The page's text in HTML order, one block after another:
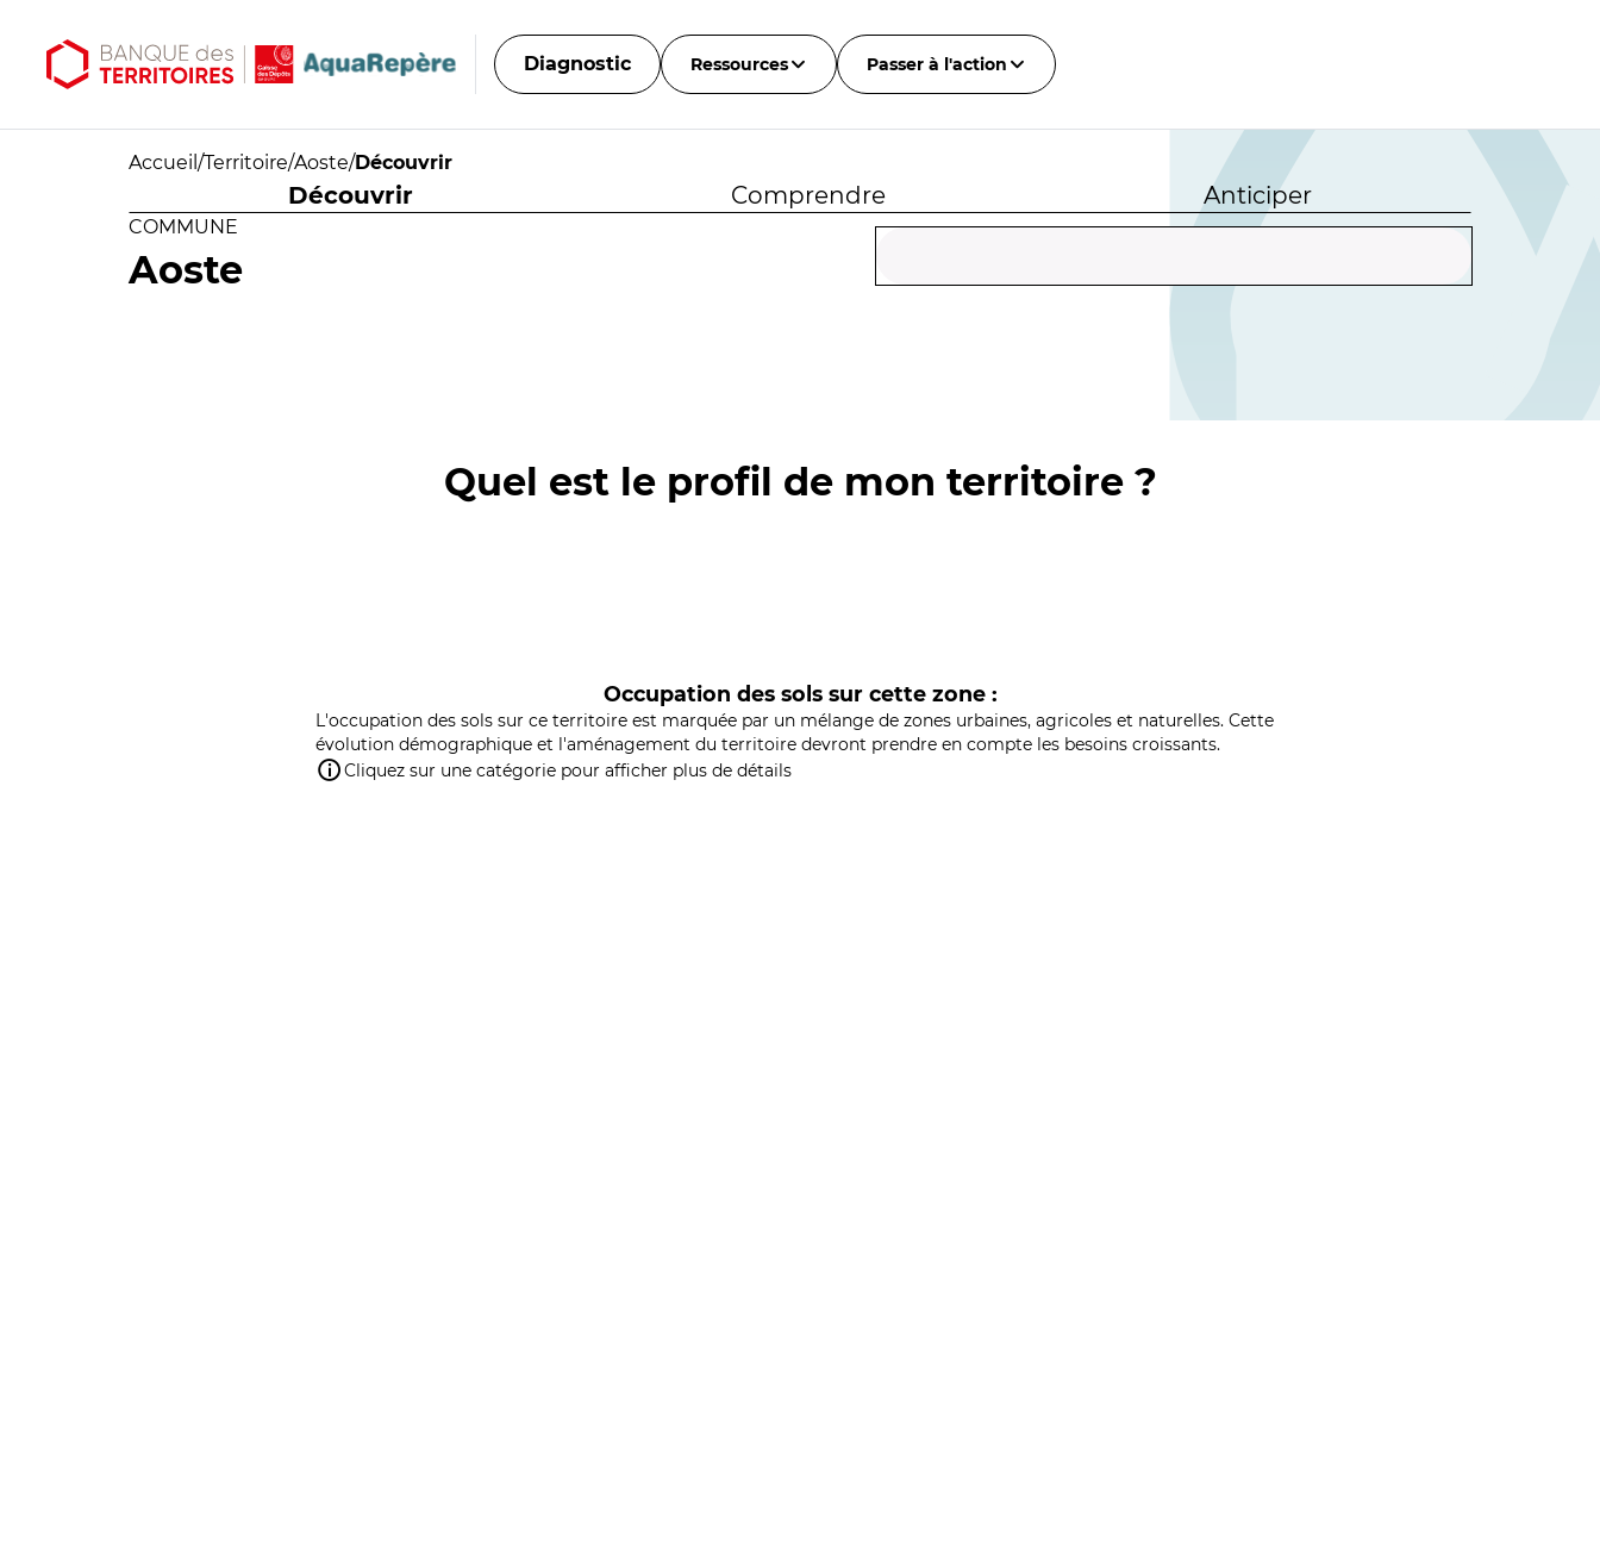
Diagnostic Ressources Passer à l'action
Accueil /Territoire/Aoste/Découvrir
Découvrir Comprendre Anticiper
COMMUNE
Aoste
Quel est le profil de mon territoire ?
Occupation des sols sur cette zone :
L'occupation des sols sur ce territoire est marquée par un mélange de zones urbaines, agricoles et naturelles. Cette
évolution démographique et l'aménagement du territoire devront prendre en compte les besoins croissants.
Cliquez sur une catégorie pour afficher plus de détails